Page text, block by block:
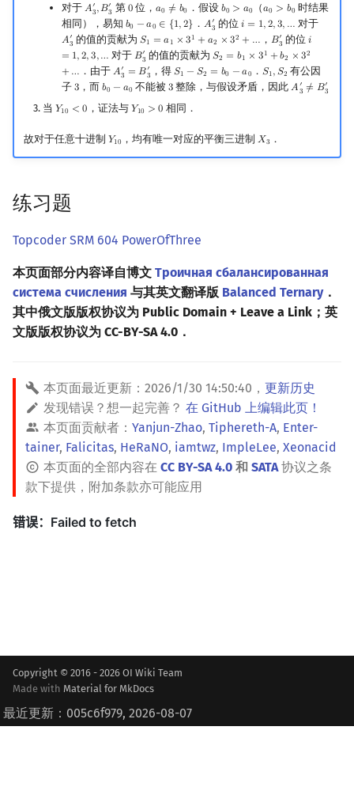
对于 𝐴′
3,𝐵′
3
A3′,B3′ 第 0
0位， 𝑎0 ≠ 𝑏0
a0 ≠b 0 ．假设 𝑏0 > 𝑎0
b0 >a 0 （𝑎0 > 𝑏0
a0 >b 0
时结果
相同），易知 𝑏0 −𝑎0 ∈ {1,2}
b0 −a0∈{1 ,2} ． 𝐴′
3
A3′ 的位 𝑖 = 1,2,3, …
i=1, 2,3 ,… 对于
𝐴′
3
A3′ 的值的贡献为 𝑆1 = 𝑎1 × 31 + 𝑎2 × 32 + …
S1 =a1×3 1+ a2× 32 +… ， 𝐵′
3
B3′ 的位𝑖
= 1,2,3,…
i
对于 𝐵′
3
B3′ 的值的贡献为𝑆2 = 𝑏1 × 31 +𝑏2 × 32
+ …
S2 =b 1×3 1+ b2 ×3 2+…
．由于 𝐴′
3 = 𝐵′
3
A3′ =B 3′ ，得 𝑆1 − 𝑆2 = 𝑏0 −𝑎0
S1 −S2=b 0− a0 ． 𝑆1,𝑆2
S1,S2 有公因
子 3
3，而 𝑏0 − 𝑎0
b0 −a0 不能被3
3 整除，与假设矛盾，因此𝐴′
3 ≠ 𝐵′
3
A3′ ≠B 3′
当 𝑌10 < 0
Y10 <0 ，证法与 𝑌10 > 0
Y10 >0 相同．
故对于任意十进制 𝑌10
Y10 ，均有唯一对应的平衡三进制𝑋3
X3 ．
练习题
Topcoder SRM 604 PowerOfThree
本页面部分内容译自博文 Троичная сбалансированная
система счисления 与其英文翻译版 Balanced Ternary．
其中俄文版版权协议为 Public Domain + Leave a Link；英
文版版权协议为 CC-BY-SA 4.0．
本页面最近更新： 2026/1/30 14:50:40 ， 更新历史
发现错误？想一起完善？ 在 GitHub 上编辑此页！
本页面贡献者： Yanjun-Zhao, Tiphereth-A, Enter-
tainer, Falicitas, HeRaNO, iamtwz, ImpleLee, Xeonacid
本页面的全部内容在 CC BY-SA 4.0 和 SATA协议之条
款下提供，附加条款亦可能应用
Copyright © 2016 - 2026 OI Wiki Team
Made with Material for MkDocs
最近更新：005c6f979, 2026-08-07